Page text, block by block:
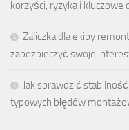
korzyści, ryzyka i kluczowe
Zaliczka dla ekipy
zabezpieczyć swoje
Jak sprawdzić
typowych błędów